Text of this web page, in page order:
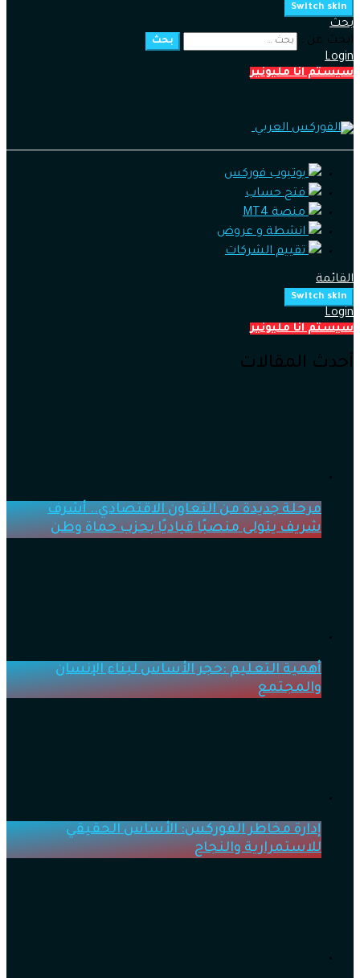
Switch skin
بحث
ابحث عن :
بحث
Login
سيستم انا مليونير
يوتيوب فوركس
فتح حساب
منصة MT4
انشطة و عروض
تقييم الشركات
القائمة
Switch skin
Login
سيستم انا مليونير
أحدث المقالات
مرحلة جديدة من التعاون الاقتصادي.. أشرف
شريف يتولى منصبًا قياديًا بحزب حماة وطن
أهمية التعليم :حجر الأساس لبناء الإنسان
والمجتمع
إدارة مخاطر الفوركس: الأساس الحقيقي
للاستمرارية والنجاح